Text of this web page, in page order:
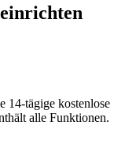
14-tägige kostenlose
alle Funktionen.